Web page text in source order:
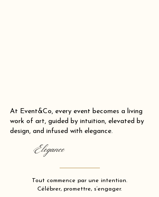
At Event&Co, every event becomes a living
work of art, guided by intuition, elevated by
design, and infused with elegance.
Elegance
Tout commence par une intention.
Célébrer, promettre, s’engager.